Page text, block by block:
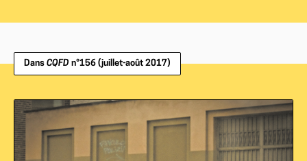
Dans CQFD n°156 (juillet-août 2017)